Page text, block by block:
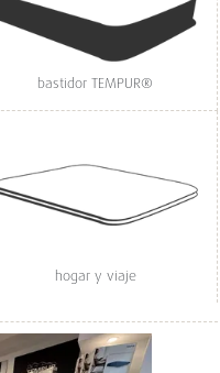
bastidor TEMPUR®
hogar y viaje